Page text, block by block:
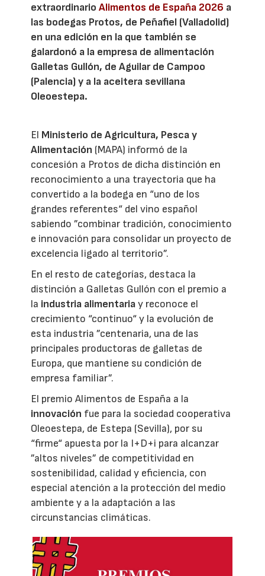
extraordinarioAlimentos de España 2026 a
las bodegas Protos, de Peñafiel (Valladolid)
en una edición en la que también se
galardonó a la empresa de alimentación
Galletas Gullón, de Aguilar de Campoo
(Palencia) y a la aceitera sevillana
Oleoestepa.
El Ministerio de Agricultura, Pesca y
Alimentación (MAPA) informó de la
concesión a Protos de dicha distinción en
reconocimiento a una trayectoria que ha
convertido a la bodega en “uno de los
grandes referentes“ del vino español
sabiendo ”combinar tradición, conocimiento
e innovación para consolidar un proyecto de
excelencia ligado al territorio”.
En el resto de categorías, destaca la
distinción a Galletas Gullón con el premio a
la industria alimentariay reconoce el
crecimiento “continuo“ y la evolución de
esta industria ”centenaria, una de las
principales productoras de galletas de
Europa, que mantiene su condición de
empresa familiar”.
El premio Alimentos de España a la
innovación fue para la sociedad cooperativa
Oleoestepa, de Estepa (Sevilla), por su
“firme“ apuesta por la I+D+i para alcanzar
”altos niveles” de competitividad en
sostenibilidad, calidad y eficiencia, con
especial atención a la protección del medio
ambiente y a la adaptación a las
circunstancias climáticas.